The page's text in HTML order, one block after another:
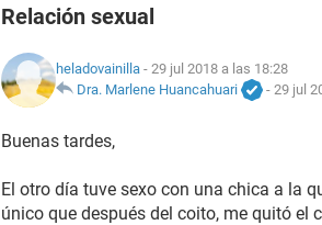
Relación sexual
heladovainilla - 29 jul 2018 a las 18:28
Dra. Marlene Huancahuari
- 29 jul
Buenas tardes,
El otro día tuve sexo con una chica a la
único que después del coito, me quitó el